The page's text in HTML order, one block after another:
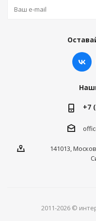
+7
141013,
2011-2026 ©